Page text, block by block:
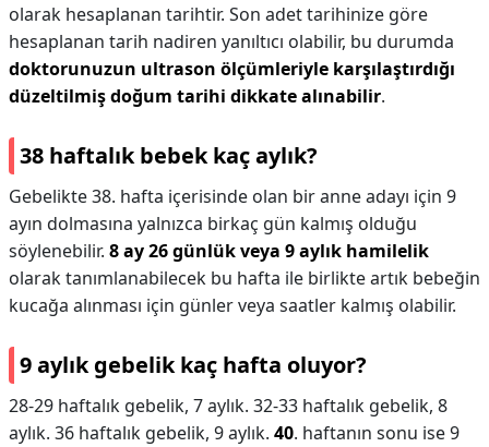
olarak hesaplanan tarihtir. Son adet tarihinize göre
hesaplanan tarih nadiren yanıltıcı olabilir, bu durumda
doktorunuzun ultrason ölçümleriyle karşılaştırdığı
düzeltilmiş doğum tarihi dikkate alınabilir.
38 haftalık bebek kaç aylık?
Gebelikte 38. hafta içerisinde olan bir anne adayı için 9
ayın dolmasına yalnızca birkaç gün kalmış olduğu
söylenebilir. 8 ay 26 günlük veya 9 aylık hamilelik
olarak tanımlanabilecek bu hafta ile birlikte artık bebeğin
kucağa alınması için günler veya saatler kalmış olabilir.
9 aylık gebelik kaç hafta oluyor?
28-29 haftalık gebelik, 7 aylık. 32-33 haftalık gebelik, 8
aylık. 36 haftalık gebelik, 9 aylık. 40. haftanın sonu ise 9